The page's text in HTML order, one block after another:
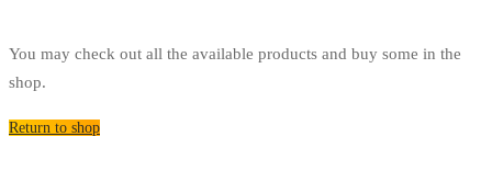
You may check out all the available products and buy some in the
shop.
Return to shop